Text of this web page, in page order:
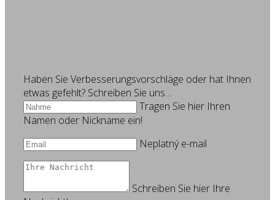
Haben Sie Verbesserungsvorschläge oder hat Ihnen
etwas gefehlt? Schreiben Sie uns…
Tragen Sie hier Ihren
Namen oder Nickname ein!
Neplatný e-mail
Schreiben Sie hier Ihre